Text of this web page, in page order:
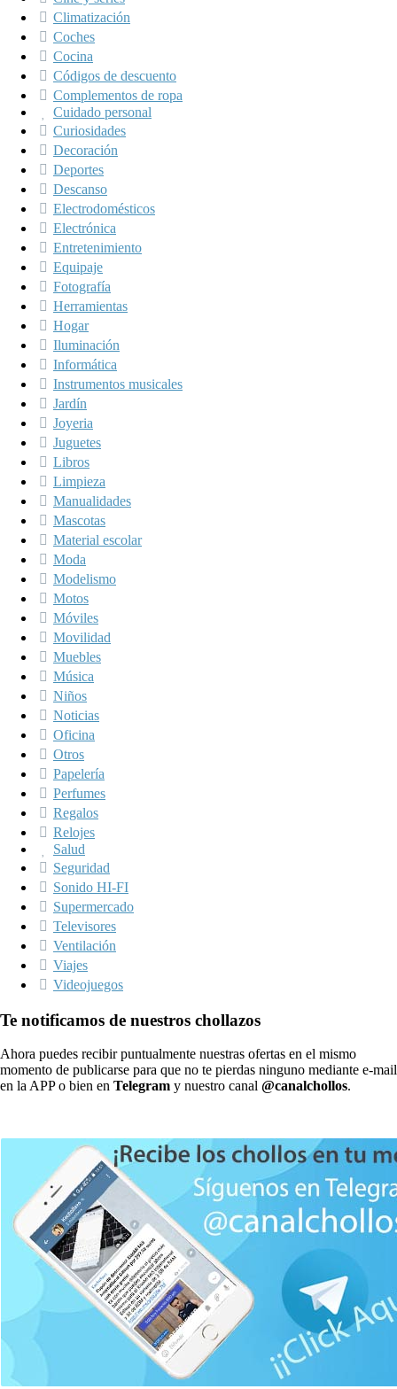
Climatización
Coches
Cocina
Códigos de descuento
Complementos de ropa
Cuidado personal
Curiosidades
Decoración
Deportes
Descanso
Electrodomésticos
Electrónica
Entretenimiento
Equipaje
Fotografía
Herramientas
Hogar
Iluminación
Informática
Instrumentos musicales
Jardín
Joyeria
Juguetes
Libros
Limpieza
Manualidades
Mascotas
Material escolar
Moda
Modelismo
Motos
Móviles
Movilidad
Muebles
Música
Niños
Noticias
Oficina
Otros
Papelería
Perfumes
Regalos
Relojes
Salud
Seguridad
Sonido HI-FI
Supermercado
Televisores
Ventilación
Viajes
Videojuegos
Te notificamos de nuestros chollazos
Ahora puedes recibir puntualmente nuestras ofertas en el mismo
momento de publicarse para que no te pierdas ninguno mediante e-mail
en la APP o bien en Telegram y nuestro canal @canalchollos.